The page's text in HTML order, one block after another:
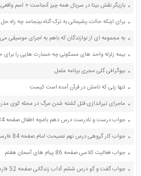
بازیگر نقش بیتا در سریال همه چیز آنجاست + اسم واقعی
بیوگرافی گلی مجری برنامه ململ
تنها زنی که نامش در قرآن آمده است کیست
جواب درست و نادرست درس دهم باغچه اطفال صفحه 84 فارسی چهارم
جواب کار گروهی درس نهم نصیحت امام صفحه 84 فارسی هفتم
جواب فعالیت کلاسی صفحه 86 پیام های آسمان هفتم
جواب گفت و گو درس ششم آداب زندگانی صفحه 52 فارسی نهم